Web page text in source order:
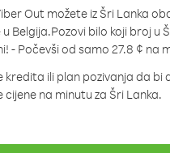
Out možete iz Šri Lanka
Belgija.Pozovi bilo koji broj u
- Počevši od samo 27.8 ¢ na
kredita ili plan pozivanja da bi
cijene na minutu za Šri Lanka.